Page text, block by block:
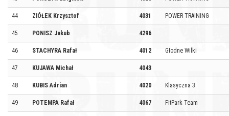
44 ZIÓŁEK Krzysztof 4031 POWER TRAINING
45 PONISZ Jakub 4296
46 STACHYRA Rafał 4012 Głodne Wilki
47 KUJAWA Michał 4043
48 KUBIS Adrian 4020 Klasyczna 3
49 POTEMPA Rafał 4067 FitPark Team